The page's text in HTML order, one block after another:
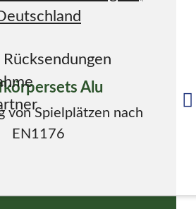
Alu
von Spielplätzen nach
EN1176